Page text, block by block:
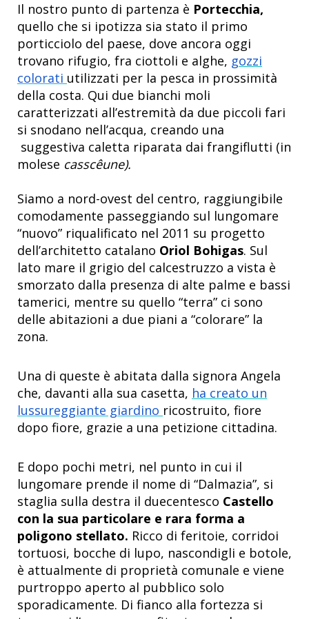
Il nostro punto di partenza è Portecchia,
quello che si ipotizza sia stato il primo
porticciolo del paese, dove ancora oggi
trovano rifugio, fra ciottoli e alghe, gozzi
colorati utilizzati per la pesca in prossimità
della costa. Qui due bianchi moli
caratterizzati all’estremità da due piccoli fari
si snodano nell’acqua, creando una
suggestiva caletta riparata dai frangiflutti (in
molese casscêune).
Siamo a nord-ovest del centro, raggiungibile
comodamente passeggiando sul lungomare
“nuovo” riqualificato nel 2011 su progetto
dell’architetto catalano Oriol Bohigas. Sul
lato mare il grigio del calcestruzzo a vista è
smorzato dalla presenza di alte palme e bassi
tamerici, mentre su quello “terra” ci sono
delle abitazioni a due piani a “colorare” la
zona.
Una di queste è abitata dalla signora Angela
che, davanti alla sua casetta, ha creato un
lussureggiante giardino ricostruito, fiore
dopo fiore, grazie a una petizione cittadina.
E dopo pochi metri, nel punto in cui il
lungomare prende il nome di “Dalmazia”, si
staglia sulla destra il duecentesco Castello
con la sua particolare e rara forma a
poligono stellato. Ricco di feritoie, corridoi
tortuosi, bocche di lupo, nascondigli e botole,
è attualmente di proprietà comunale e viene
purtroppo aperto al pubblico solo
sporadicamente. Di fianco alla fortezza si